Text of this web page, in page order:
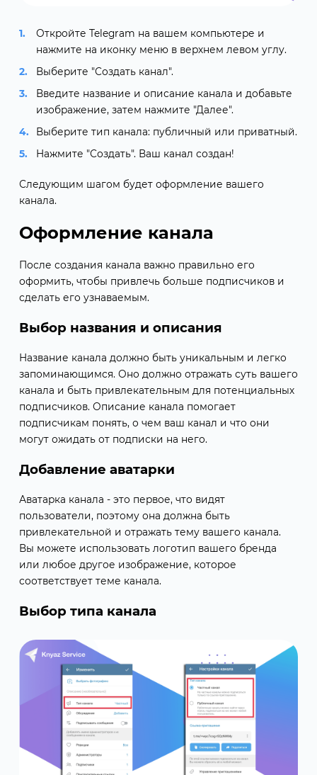
Откройте Telegram на вашем компьютере и
нажмите на иконку меню в верхнем левом углу.
Выберите "Создать канал".
Введите название и описание канала и добавьте
изображение, затем нажмите "Далее".
Выберите тип канала: публичный или приватный.
Нажмите "Создать". Ваш канал создан!
Следующим шагом будет оформление вашего
канала.
Оформление канала
После создания канала важно правильно его
оформить, чтобы привлечь больше подписчиков и
сделать его узнаваемым.
Выбор названия и описания
Название канала должно быть уникальным и легко
запоминающимся. Оно должно отражать суть вашего
канала и быть привлекательным для потенциальных
подписчиков. Описание канала помогает
подписчикам понять, о чем ваш канал и что они
могут ожидать от подписки на него.
Добавление аватарки
Аватарка канала - это первое, что видят
пользователи, поэтому она должна быть
привлекательной и отражать тему вашего канала.
Вы можете использовать логотип вашего бренда
или любое другое изображение, которое
соответствует теме канала.
Выбор типа канала